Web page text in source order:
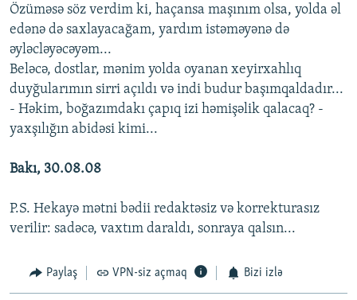
Özüməsə söz verdim ki, haçansa maşınım olsa, yolda əl
edənə də saxlayacağam, yardım istəməyənə də
əyləcləyəcəyəm...
Beləcə, dostlar, mənim yolda oyanan xeyirxahlıq
duyğularımın sirri açıldı və indi budur başımqaldadır...
- Həkim, boğazımdakı çapıq izi həmişəlik qalacaq? -
yaxşılığın abidəsi kimi...
Bakı, 30.08.08
P.S. Hekayə mətni bədii redaktəsiz və korrekturasız
verilir: sadəcə, vaxtım daraldı, sonraya qalsın...
Paylaş VPN-siz açmaq Bizi izlə